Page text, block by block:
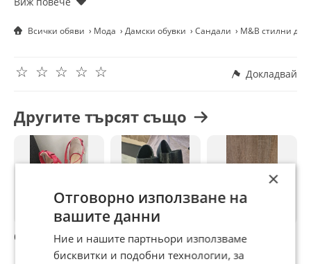
Приятно пазаруване! ☺️
Всички обяви Мода Дамски обувки Сандали M&B стилни
☆
☆
☆
☆
☆ Докладвай
Другите търсят също
Сандали INGILIZ
Дамски сандали
MISS SIXTY
Дамски сандали
×
Отговорно използване на
вашите данни
Ние и нашите партньори използваме
бисквитки и подобни технологии, за